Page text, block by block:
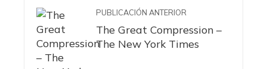
PUBLICACIÓN ANTERIOR
The Great Compression –
The New York Times